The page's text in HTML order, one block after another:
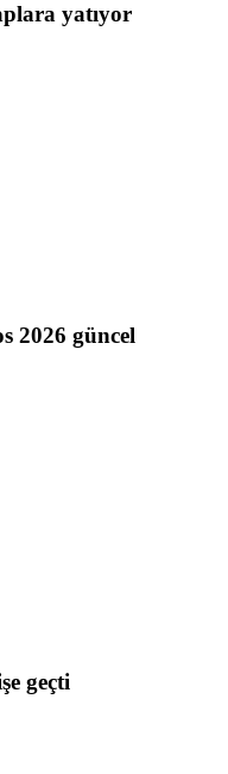
yatıyor
2026 güncel
geçti